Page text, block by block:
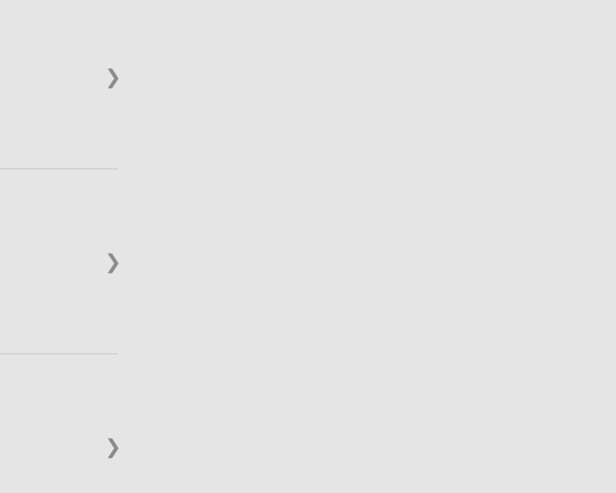
❯
❯
❯